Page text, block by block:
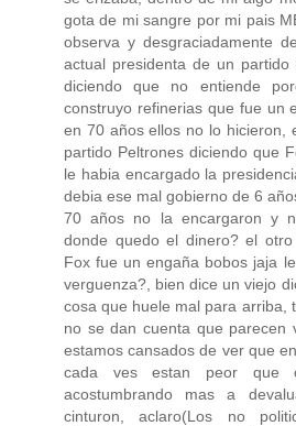
gota de mi sangre por mi pais
observa y desgraciadamente
actual presidenta de un
diciendo que no entiende
construyo refinerias que fue un
en 70 años ellos no lo hicieron,
partido Peltrones diciendo que
le habia encargado la
debia ese mal gobierno de 6
70 años no la encargaron y
donde quedo el dinero? el
Fox fue un engaña bobos jaja
verguenza?, bien dice un viejo
cosa que huele mal para arriba,
no se dan cuenta que parecen
estamos cansados de ver que
cada ves estan peor que
acostumbrando mas a
cinturon, aclaro(Los no